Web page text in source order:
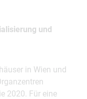
und
in Wien und
2020. Für eine